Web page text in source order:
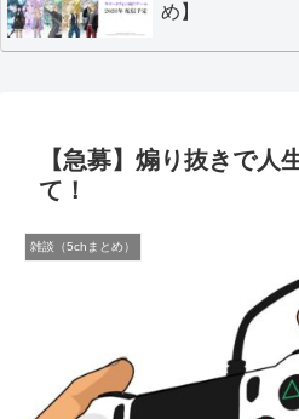
め】
【急募】煽り抜きで人
て！
雑談（5chまとめ）